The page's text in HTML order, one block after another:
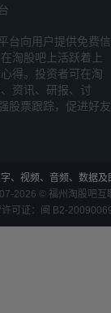
台向用户提供免费信
淘股吧上活跃着上
得。投资者可在淘
资讯、研报、讨
股票跟踪，促进好友
、视频、音频、数据
2026 © 福州淘股吧互
许可证：闽 B2-